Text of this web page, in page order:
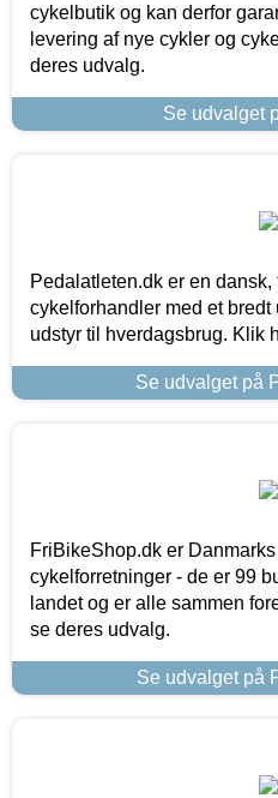
cykelbutik og kan derfor
levering af nye cykler og
deres udvalg.
Se udvalget
Pedalatleten.dk er en
cykelforhandler med et
udstyr til hverdagsbrug. Klik
Se udvalget på
FriBikeShop.dk er
cykelforretninger - de er 99
landet og er alle sammen
se deres udvalg.
Se udvalget på